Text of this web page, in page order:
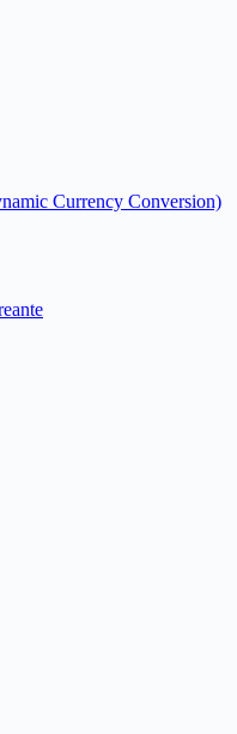
Currency Conversion)